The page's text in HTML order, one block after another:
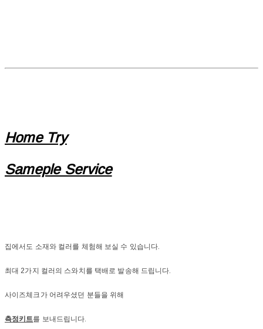
Home Try
Sameple Service
집에서도 소재와 컬러를 체험해 보실 수 있습니다.
최대 2가지 컬러의 스와치를 택배로 발송해 드립니다.
사이즈체크가 어려우셨던 분들을 위해
측정키트를 보내드립니다.